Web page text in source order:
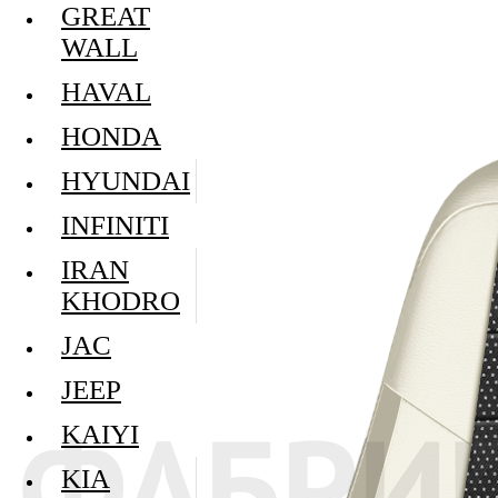
GREAT
WALL
HAVAL
HONDA
HYUNDAI
INFINITI
IRAN
KHODRO
JAC
JEEP
KAIYI
KIA